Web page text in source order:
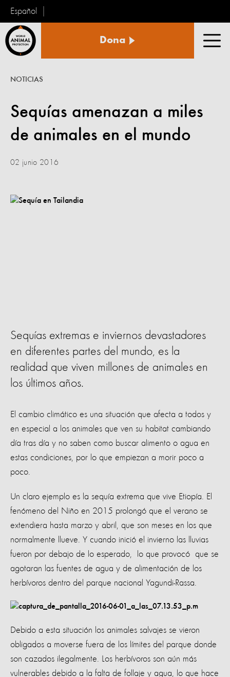
Español
Animal
Dona
Sequías amenazan a miles
de animales en el mundo
NOTICIAS
02 junio 2016
Sequías extremas e inviernos devastadores
en diferentes partes del mundo, es la
realidad que viven millones de animales en
los últimos años.
El cambio climático es una situación que afecta a todos y
en especial a los animales que ven su habitat cambiando
día tras día y no saben como buscar alimento o agua en
estas condiciones, por lo que empiezan a morir poco a
poco.
Un claro ejemplo es la sequía extrema que vive Etiopía. El
fenómeno del Niño en 2015 prolongó que el verano se
extendiera hasta marzo y abril, que son meses en los que
normalmente llueve. Y cuando inició el invierno las lluvias
fueron por debajo de lo esperado, lo que provocó que se
agotaran las fuentes de agua y de alimentación de los
herbívoros dentro del parque nacional Yagundi-Rassa.
Debido a esta situación los animales salvajes se vieron
obligados a moverse fuera de los límites del parque donde
son cazados ilegalmente. Los herbívoros son aún más
vulnerables debido a la falta de follaje y agua, lo que hace